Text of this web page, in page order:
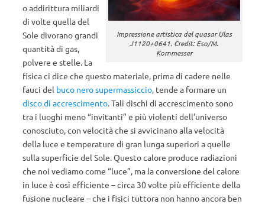
Impressione artistica del quasar Ulas
J1120+0641. Credit: Eso/M.
Kornmesser
o addirittura miliardi
di volte quella del
Sole divorano grandi
quantità di gas,
polvere e stelle. La
fisica ci dice che questo materiale, prima di cadere nelle
fauci del buco nero supermassiccio, tende a formare un
disco di accrescimento. Tali dischi di accrescimento sono
tra i luoghi meno “invitanti” e più violenti dell’universo
conosciuto, con velocità che si avvicinano alla velocità
della luce e temperature di gran lunga superiori a quelle
sulla superficie del Sole. Questo calore produce radiazioni
che noi vediamo come “luce”, ma la conversione del calore
in luce è così efficiente – circa 30 volte più efficiente della
fusione nucleare – che i fisici tuttora non hanno ancora ben